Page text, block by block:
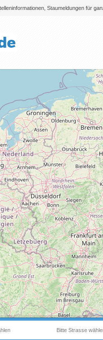
Staumeldungen für
Bitte Strasse